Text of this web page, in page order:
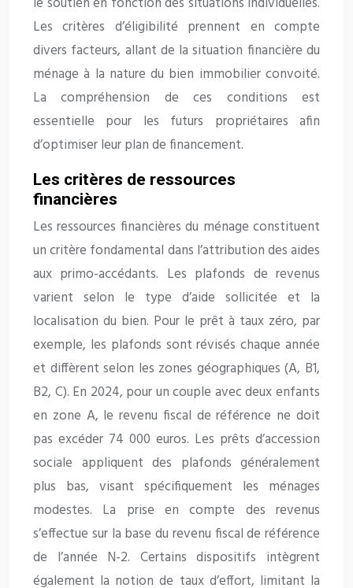
Les critères d’éligibilité prennent en compte
divers facteurs, allant de la situation financière du
ménage à la nature du bien immobilier convoité.
La compréhension de ces conditions est
essentielle pour les futurs propriétaires afin
d’optimiser leur plan de financement.
Les critères de ressources
financières
Les ressources financières du ménage constituent
un critère fondamental dans l’attribution des aides
aux primo-accédants. Les plafonds de revenus
varient selon le type d’aide sollicitée et la
localisation du bien. Pour le prêt à taux zéro, par
exemple, les plafonds sont révisés chaque année
et diffèrent selon les zones géographiques (A, B1,
B2, C). En 2024, pour un couple avec deux enfants
en zone A, le revenu fiscal de référence ne doit
pas excéder 74 000 euros. Les prêts d’accession
sociale appliquent des plafonds généralement
plus bas, visant spécifiquement les ménages
modestes. La prise en compte des revenus
s’effectue sur la base du revenu fiscal de référence
de l’année N-2. Certains dispositifs intègrent
également la notion de taux d’effort, limitant la